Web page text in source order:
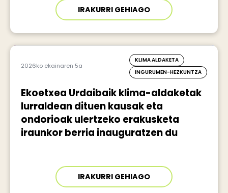
IRAKURRI GEHIAGO
2026ko ekainaren 5a
KLIMA ALDAKETA
INGURUMEN-HEZKUNTZA
Ekoetxea Urdaibaik klima-aldaketak
lurraldean dituen kausak eta
ondorioak ulertzeko erakusketa
iraunkor berria inauguratzen du
IRAKURRI GEHIAGO